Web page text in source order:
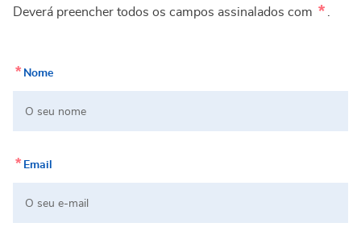
Deverá preencher todos os campos assinalados com *
* Nome
* Email